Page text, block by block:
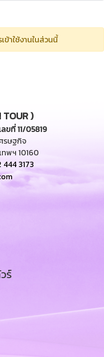
าใช้งานในส่วนนี้
)
ขที่ 11/05819
รษฐกิจ
ทพฯ 10160
444 3173
ร์